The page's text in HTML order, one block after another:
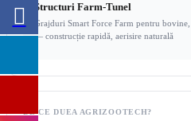
Structuri Farm-Tunel
Grajduri Smart Force Farm pentru
— construcție rapidă, aerisire naturală
DE CE DUEA AGRIZOOTECH?